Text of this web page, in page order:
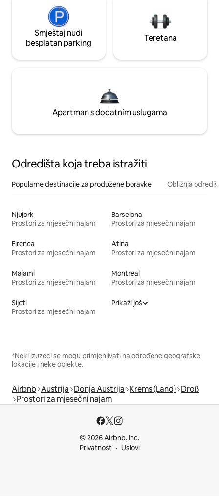
Smještaj nudi
besplatan parking
Teretana
Apartman s dodatnim uslugama
Odredišta koja treba istražiti
Popularne destinacije za produžene boravke Obližnja
Njujork
Prostori za mjesečni najam
Barselona
Prostori za mjesečni najam
Firenca
Prostori za mjesečni najam
Atina
Prostori za mjesečni najam
Majami
Prostori za mjesečni najam
Montreal
Prostori za mjesečni najam
Sijetl
Prostori za mjesečni najam
Prikaži još
*Neki izuzeci se mogu primjenjivati na određene geografske
lokacije i neke objekte.
Airbnb Austrija Donja Austrija Krems (Land) Droß
Prostori za mjesečni najam
© 2026 Airbnb, Inc.
Privatnost
Uslovi